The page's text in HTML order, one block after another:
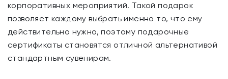
корпоративных мероприятий. Такой подарок
позволяет каждому выбрать именно то, что ему
действительно нужно, поэтому подарочные
сертификаты становятся отличной альтернативой
стандартным сувенирам.